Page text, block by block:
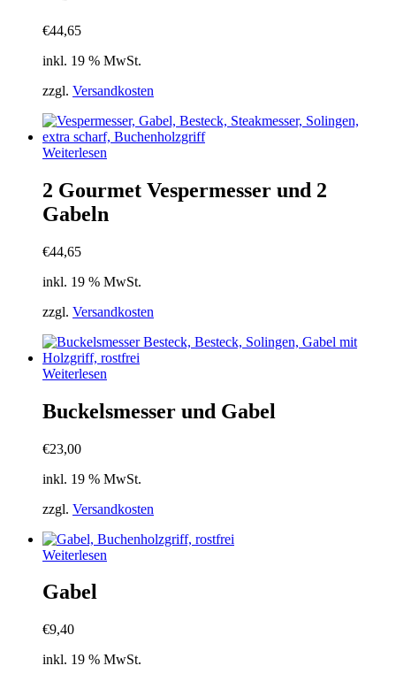
€44,65
inkl. 19 % MwSt.
zzgl. Versandkosten
Weiterlesen
2 Gourmet Vespermesser und 2
Gabeln
€44,65
inkl. 19 % MwSt.
zzgl. Versandkosten
Weiterlesen
Buckelsmesser und Gabel
€23,00
inkl. 19 % MwSt.
zzgl. Versandkosten
Weiterlesen
Gabel
€9,40
inkl. 19 % MwSt.